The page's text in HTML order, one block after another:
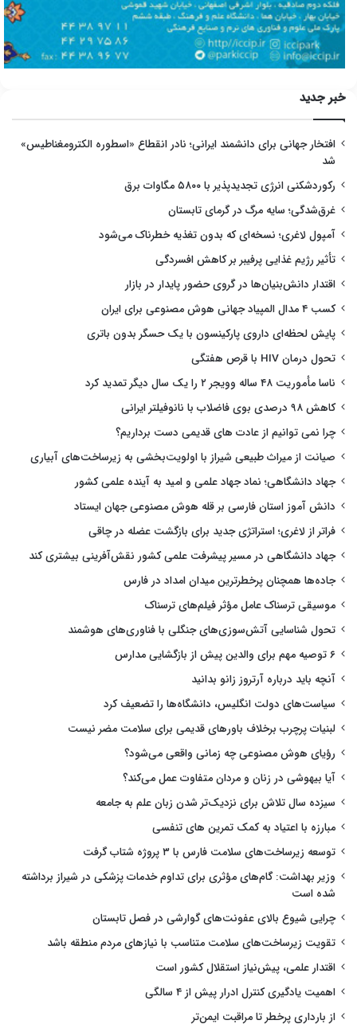
خبر جدید
افتخار جهانی برای دانشمند ایرانی؛ نادر انقطاع «اسطوره الکترومغناطیس»
شد
رکوردشکنی انرژی تجدیدپذیر با ۵۸۰۰ مگاوات برق
غرق‌شدگی؛ سایه مرگ در گرمای تابستان
آمپول لاغری؛ نسخه‌ای که بدون تغذیه خطرناک می‌شود
تأثیر رژیم غذایی پرفیبر بر کاهش افسردگی
اقتدار دانش‌بنیان‌ها در گروی حضور پایدار در بازار
کسب ۴ مدال المپیاد جهانی هوش مصنوعی برای ایران
پایش لحظه‌ای داروی پارکینسون با یک حسگر بدون باتری
تحول درمان HIV با قرص هفتگی
ناسا مأموریت ۴۸ ساله وویجر ۲ را یک سال دیگر تمدید کرد
کاهش ۹۸ درصدی بوی فاضلاب با نانوفیلتر ایرانی
چرا نمی توانیم از عادت های قدیمی دست برداریم؟
صیانت از میراث طبیعی شیراز با اولویت‌بخشی به زیرساخت‌های آبیاری
جهاد دانشگاهی؛ نماد جهاد علمی و امید به آینده علمی کشور
دانش آموز استان فارسی بر قله هوش مصنوعی جهان ایستاد
فراتر از لاغری؛ استراتژی جدید برای بازگشت عضله در چاقی
جهاد دانشگاهی در مسیر پیشرفت علمی کشور نقش‌آفرینی بیشتری کند
جاده‌ها همچنان پرخطرترین میدان امداد در فارس
موسیقی ترسناک عامل مؤثر فیلم‌های ترسناک
تحول شناسایی آتش‌سوزی‌های جنگلی با فناوری‌های هوشمند
۶ توصیه مهم برای والدین پیش از بازگشایی مدارس
آنچه باید درباره آرتروز زانو بدانید
سیاست‌های دولت انگلیس، دانشگاه‌ها را تضعیف کرد
لبنیات پرچرب برخلاف باورهای قدیمی برای سلامت مضر نیست
رؤیای هوش مصنوعی چه زمانی واقعی می‌شود؟
آیا بیهوشی در زنان و مردان متفاوت عمل می‌کند؟
سیزده سال تلاش برای نزدیک‌تر شدن زبان علم به جامعه
مبارزه با اعتیاد به کمک تمرین های تنفسی
توسعه زیرساخت‌های سلامت فارس با ۳ پروژه شتاب گرفت
وزیر بهداشت: گام‌های مؤثری برای تداوم خدمات پزشکی در شیراز برداشته
شده است
چرایی شیوع بالای عفونت‌های گوارشی در فصل تابستان
تقویت زیرساخت‌های سلامت متناسب با نیازهای مردم منطقه باشد
اقتدار علمی، پیش‌نیاز استقلال کشور است
اهمیت یادگیری کنترل ادرار پیش از ۴ سالگی
از بارداری پرخطر تا مراقبت ایمن‌تر